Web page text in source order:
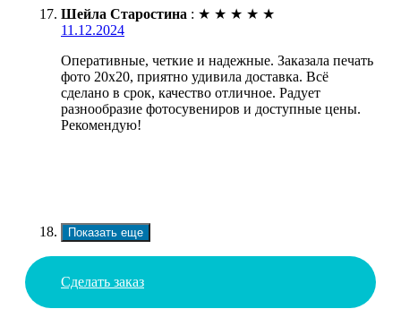
Шейла Старостина : ★ ★ ★ ★ ★
11.12.2024
Оперативные, четкие и надежные. Заказала печать
фото 20х20, приятно удивила доставка. Всё
сделано в срок, качество отличное. Радует
разнообразие фотосувениров и доступные цены.
Рекомендую!
Показать еще
Сделать заказ